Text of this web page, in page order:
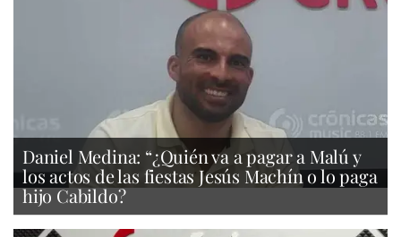
Daniel Medina: “¿Quién va a pagar a Malú y
los actos de las fiestas Jesús Machín o lo paga
hijo Cabildo?